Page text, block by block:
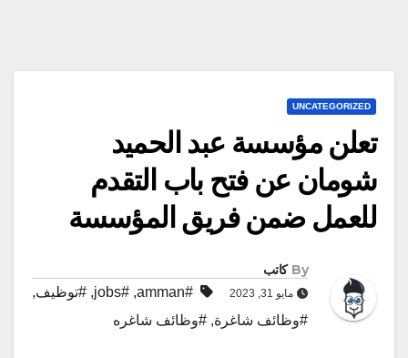
UNCATEGORIZED
تعلن مؤسسة عبد الحميد
شومان عن فتح باب التقدم
للعمل ضمن فريق المؤسسة
By كاتب
مايو 31, 2023 #amman
,
#jobs
, #توظيف,
#وظائف شاغرة, #وظائف شاغره